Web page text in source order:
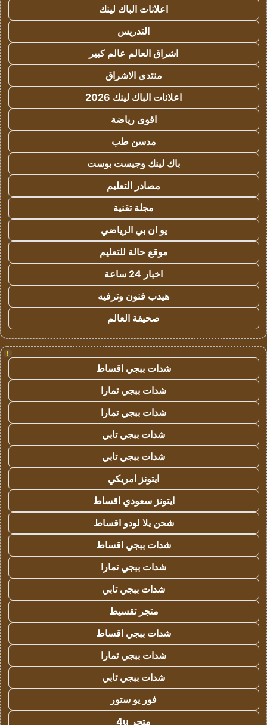
اعلانات الباك لينك
التدريس
اشراق العالم عالم كبير
منتدى الاشراق
اعلانات الباك لينك 2026
اقوى رياضة
مدسن طب
باك لينك وجيست بوست
مصادر التعليم
مجلة تقنية
يو ان بي الرياضي
موقع حالة للتعليم
اخبار 24 ساعة
هيدب فنون وترفيه
صحيفة العالم
!
شدات ببجي اقساط
شدات ببجي تمارا
شدات ببجي تمارا
شدات ببجي تابي
شدات ببجي تابي
ايتونز امريكي
ايتونز سعودي اقساط
شحن يلا لودو اقساط
شدات ببجي اقساط
شدات ببجي تمارا
شدات ببجي تابي
متجر تقسيط
شدات ببجي اقساط
شدات ببجي تمارا
شدات ببجي تابي
فور يو ستور
متجر 4u